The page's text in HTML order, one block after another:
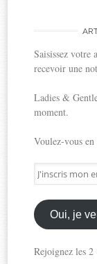
Saisissez votre
recevoir une
Ladies &
moment.
Voulez-vous
J'inscris
mon
email
ici
Oui, je
Rejoignez les 2